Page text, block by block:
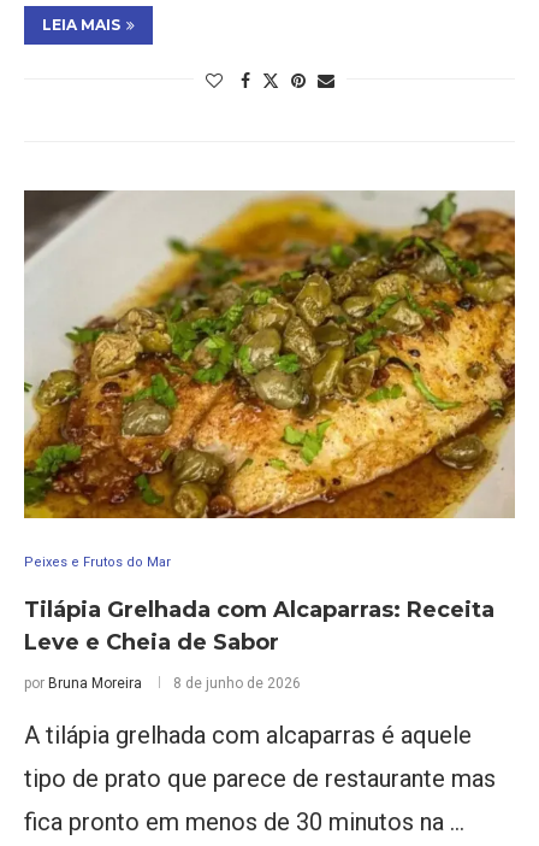
LEIA MAIS
Peixes e Frutos do Mar
Tilápia Grelhada com Alcaparras: Receita
Leve e Cheia de Sabor
por Bruna Moreira 8 de junho de 2026
A tilápia grelhada com alcaparras é aquele
tipo de prato que parece de restaurante mas
fica pronto em menos de 30 minutos na …